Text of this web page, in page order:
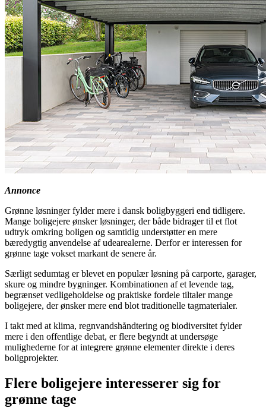
Annonce
Grønne løsninger fylder mere i dansk boligbyggeri end tidligere.
Mange boligejere ønsker løsninger, der både bidrager til et flot
udtryk omkring boligen og samtidig understøtter en mere
bæredygtig anvendelse af udearealerne. Derfor er interessen for
grønne tage vokset markant de senere år.
Særligt sedumtag er blevet en populær løsning på carporte, garager,
skure og mindre bygninger. Kombinationen af et levende tag,
begrænset vedligeholdelse og praktiske fordele tiltaler mange
boligejere, der ønsker mere end blot traditionelle tagmaterialer.
I takt med at klima, regnvandshåndtering og biodiversitet fylder
mere i den offentlige debat, er flere begyndt at undersøge
mulighederne for at integrere grønne elementer direkte i deres
boligprojekter.
Flere boligejere interesserer sig for
grønne tage